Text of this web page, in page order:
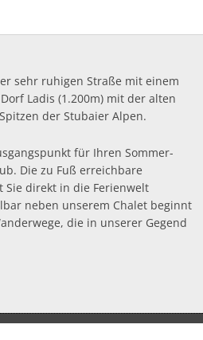
sehr ruhigen Straße mit einem
Ladis (1.200m) mit der alten
der Stubaier Alpen.
für Ihren Sommer-
Die zu Fuß erreichbare
Sie direkt in die Ferienwelt
neben unserem Chalet beginnt
die in unserer Gegend